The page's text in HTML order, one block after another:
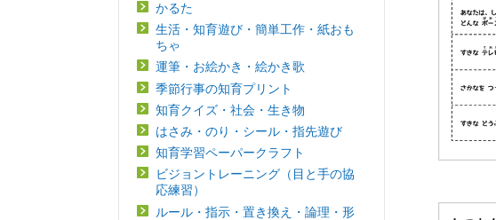
かるた
生活・知育遊び・簡単工作・紙おも
ちゃ
運筆・お絵かき・絵かき歌
季節行事の知育プリント
知育クイズ・社会・生き物
はさみ・のり・シール・指先遊び
知育学習ペーパークラフト
ビジョントレーニング（目と手の協
応練習）
ルール・指示・置き換え・論理・形